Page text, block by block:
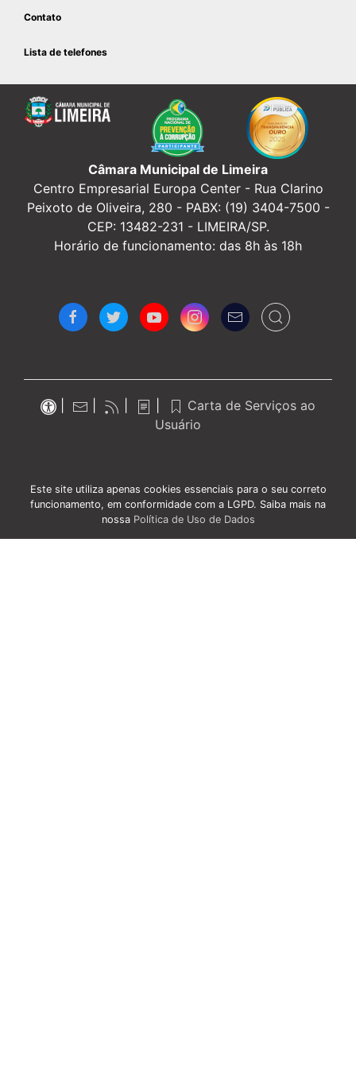
Contato
Lista de telefones
Câmara Municipal de Limeira
Centro Empresarial Europa Center - Rua Clarino
Peixoto de Oliveira, 280 - PABX: (19) 3404-7500 -
CEP: 13482-231 - LIMEIRA/SP.
Horário de funcionamento: das 8h às 18h
Carta de Serviços ao
Usuário
Este site utiliza apenas cookies essenciais para o seu correto
funcionamento, em conformidade com a LGPD. Saiba mais na
nossa Política de Uso de Dados